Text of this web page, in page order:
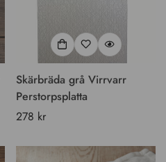
Skärbräda grå Virrvarr
Perstorpsplatta
Vanligt
278 kr